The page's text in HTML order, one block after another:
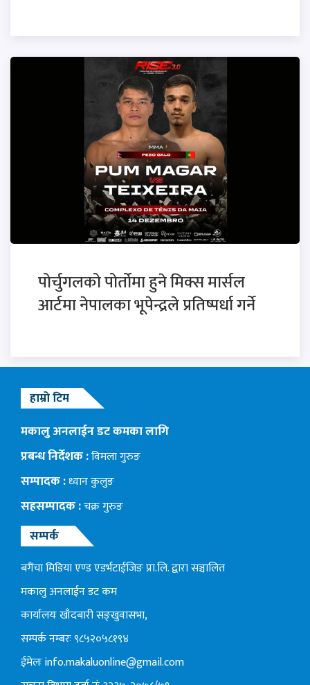
पोर्चुगलको पोर्तोमा हुने मिक्स मार्सल
आर्टमा नेपालका भूपेन्द्रले प्रतिष्पर्धा गर्ने
हाम्रो टिम
मकालु अनलाईन डट कमका लागि
प्रबन्ध निर्देशक :विमला गुरुङ
सम्पादक :ध्यान कुलुङ
सहसम्पादक :चक्र गुरुङ
सम्पर्क
बगैंचा मिडिया एण्ड एडर्भटाईजिङ प्रा.लि. द्वारा सञ्चालित
मकालु अनलाईन डट कम
कार्यालयः खाँदबारी सङ्खुवासभा,
सम्पर्क नम्बरः ९८५२०५८१९४
ईमेलःinfo.makaluonline@gmail.com